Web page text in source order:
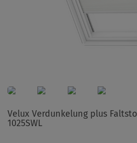
Velux Verdunkelung plus
1025SWL